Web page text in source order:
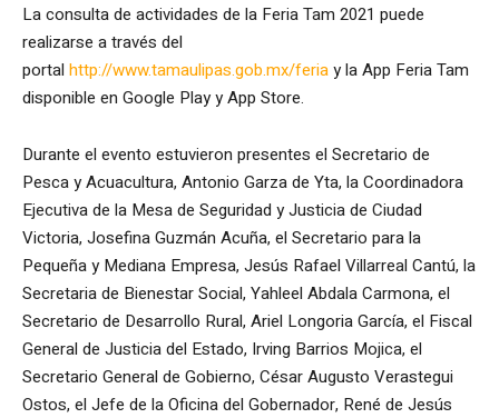
La consulta de actividades de la Feria Tam 2021 puede
realizarse a través del
portal http://www.tamaulipas.gob.mx/feriay la App Feria Tam
disponible en Google Play y App Store.
Durante el evento estuvieron presentes el Secretario de
Pesca y Acuacultura, Antonio Garza de Yta, la Coordinadora
Ejecutiva de la Mesa de Seguridad y Justicia de Ciudad
Victoria, Josefina Guzmán Acuña, el Secretario para la
Pequeña y Mediana Empresa, Jesús Rafael Villarreal Cantú, la
Secretaria de Bienestar Social, Yahleel Abdala Carmona, el
Secretario de Desarrollo Rural, Ariel Longoria García, el Fiscal
General de Justicia del Estado, Irving Barrios Mojica, el
Secretario General de Gobierno, César Augusto Verastegui
Ostos, el Jefe de la Oficina del Gobernador, René de Jesús